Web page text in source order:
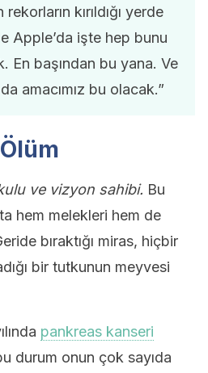
kırıldığı yerde
Apple’da işte hep bunu
En başından bu yana. Ve
amacımız bu olacak.”
ve vizyon sahibi. Bu
hem melekleri hem de
bıraktığı miras, hiçbir
bir tutkunun meyvesi
pankreas kanseri
durum onun çok sayıda